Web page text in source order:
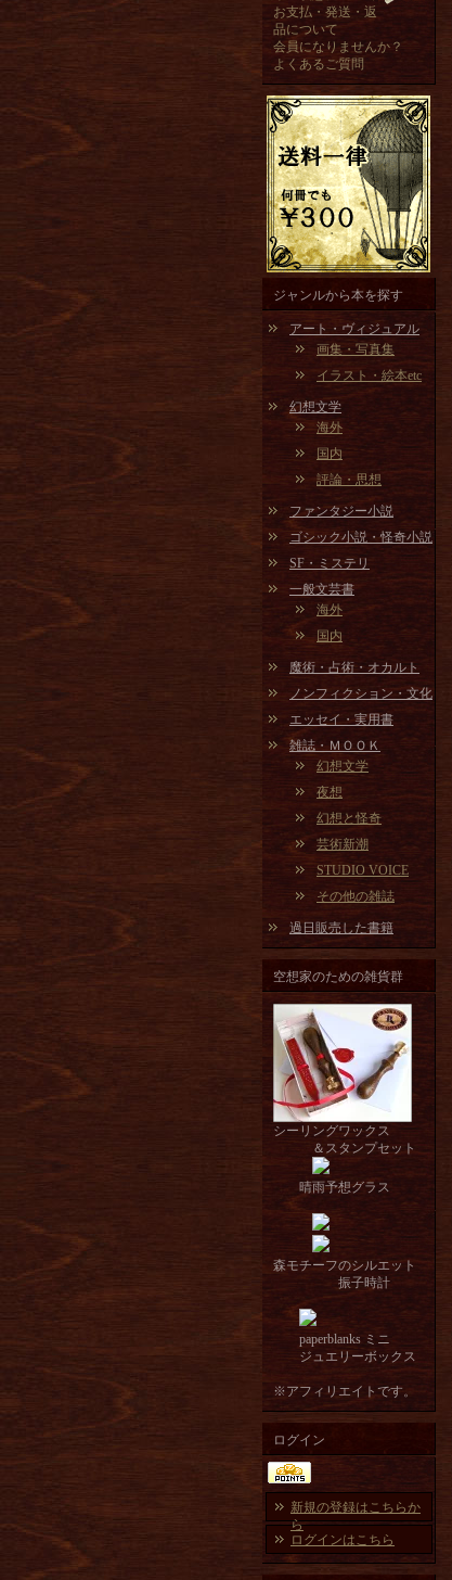
お支払・発送・返
品について
会員になりませんか？
よくあるご質問
ジャンルから本を探す
アート・ヴィジュアル
画集・写真集
イラスト・絵本etc
幻想文学
海外
国内
評論・思想
ファンタジー小説
ゴシック小説・怪奇小説
SF・ミステリ
一般文芸書
海外
国内
魔術・占術・オカルト
ノンフィクション・文化
エッセイ・実用書
雑誌・ＭＯＯＫ
幻想文学
夜想
幻想と怪奇
芸術新潮
STUDIO VOICE
その他の雑誌
過日販売した書籍
空想家のための雑貨群
シーリングワックス
＆スタンプセット
晴雨予想グラス
森モチーフのシルエット
振子時計
paperblanks ミニ
ジュエリーボックス
※アフィリエイトです。
ログイン
新規の登録はこちらか
ら
ログインはこちら